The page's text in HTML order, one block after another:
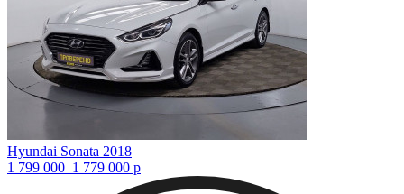
Hyundai Sonata 2018
1 799 000 1 779 000 р